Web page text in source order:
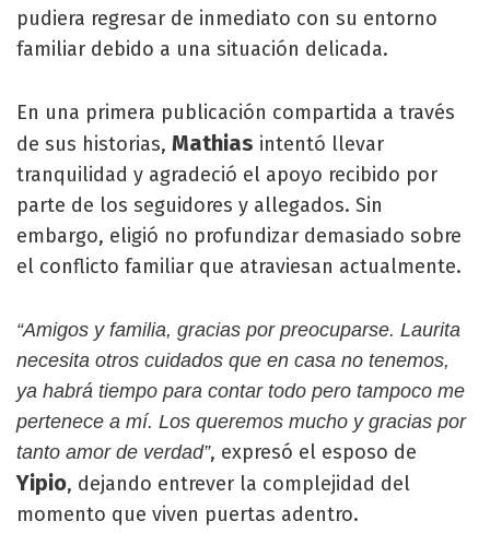
pudiera regresar de inmediato con su entorno
familiar debido a una situación delicada.
En una primera publicación compartida a través
de sus historias, Mathias intentó llevar
tranquilidad y agradeció el apoyo recibido por
parte de los seguidores y allegados. Sin
embargo, eligió no profundizar demasiado sobre
el conflicto familiar que atraviesan actualmente.
“Amigos y familia, gracias por preocuparse. Laurita
necesita otros cuidados que en casa no tenemos,
ya habrá tiempo para contar todo pero tampoco me
pertenece a mí. Los queremos mucho y gracias por
tanto amor de verdad”, expresó el esposo de
Yipio, dejando entrever la complejidad del
momento que viven puertas adentro.